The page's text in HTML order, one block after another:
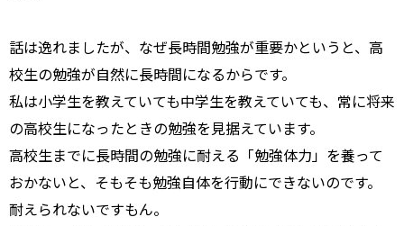
話は逸れましたが、なぜ長時間勉強が重要かというと、高
校生の勉強が自然に長時間になるからです。
私は小学生を教えていても中学生を教えていても、常に将来
の高校生になったときの勉強を見据えています。
高校生までに長時間の勉強に耐える「勉強体力」を養って
おかないと、そもそも勉強自体を行動にできないのです。
耐えられないですもん。